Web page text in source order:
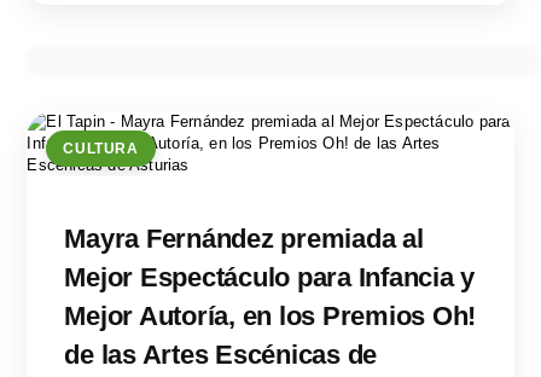
CULTURA
Mayra Fernández premiada al
Mejor Espectáculo para Infancia y
Mejor Autoría, en los Premios Oh!
de las Artes Escénicas de